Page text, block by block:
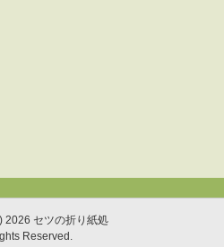
2026 セツの折り紙処
Reserved.